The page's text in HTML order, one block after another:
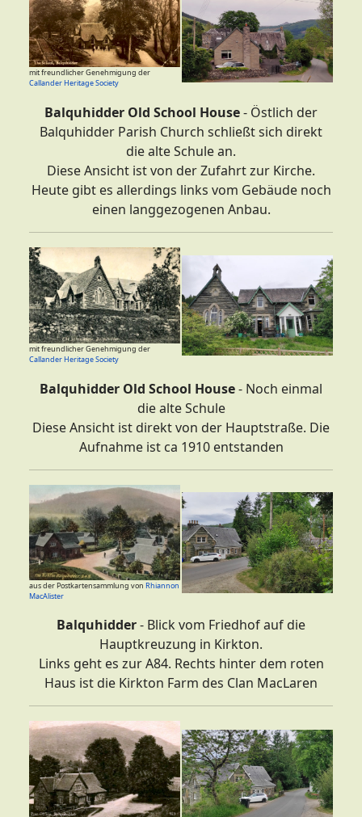
mit freundlicher Genehmigung der
Callander Heritage Society
Balquhidder Old School House- Östlich der
Balquhidder Parish Church schließt sich direkt
die alte Schule an.
Diese Ansicht ist von der Zufahrt zur Kirche.
Heute gibt es allerdings links vom Gebäude noch
einen langgezogenen Anbau.
mit freundlicher Genehmigung der
Callander Heritage Society
Balquhidder Old School House- Noch einmal
die alte Schule
Diese Ansicht ist direkt von der Hauptstraße. Die
Aufnahme ist ca 1910 entstanden
aus der Postkartensammlung von Rhiannon
MacAlister
Balquhidder- Blick vom Friedhof auf die
Hauptkreuzung in Kirkton.
Links geht es zur A84. Rechts hinter dem roten
Haus ist die Kirkton Farm des Clan MacLaren